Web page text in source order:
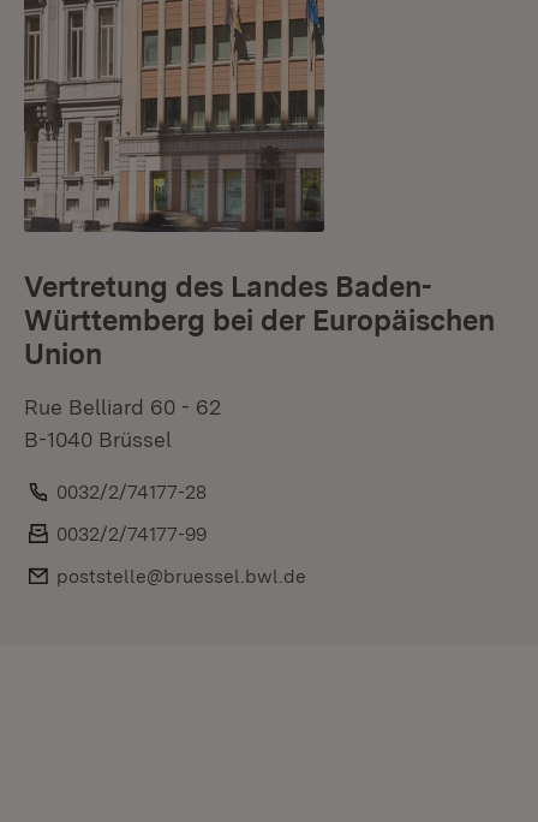
Vertretung des Landes Baden-
Württemberg bei der Europäischen
Union
Rue Belliard 60 - 62
B-1040 Brüssel
Telefon:
0032/2/74177-28
Fax:
0032/2/74177-99
E-Mail:
poststelle@bruessel.bwl.de